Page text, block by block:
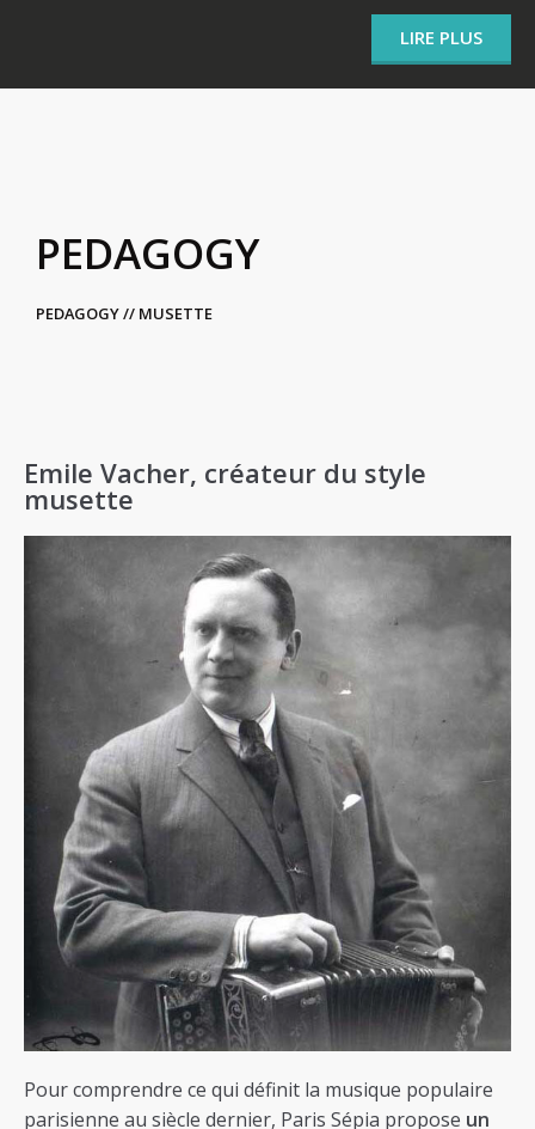
LIRE PLUS
PEDAGOGY
PEDAGOGY // MUSETTE
Emile Vacher, créateur du style
musette
Pour comprendre ce qui définit la musique populaire
parisienne au siècle dernier, Paris Sépia propose un